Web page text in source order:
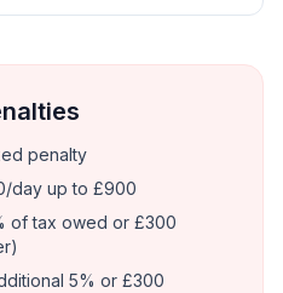
penalty
day up to £900
of tax owed or £300
5% or £300